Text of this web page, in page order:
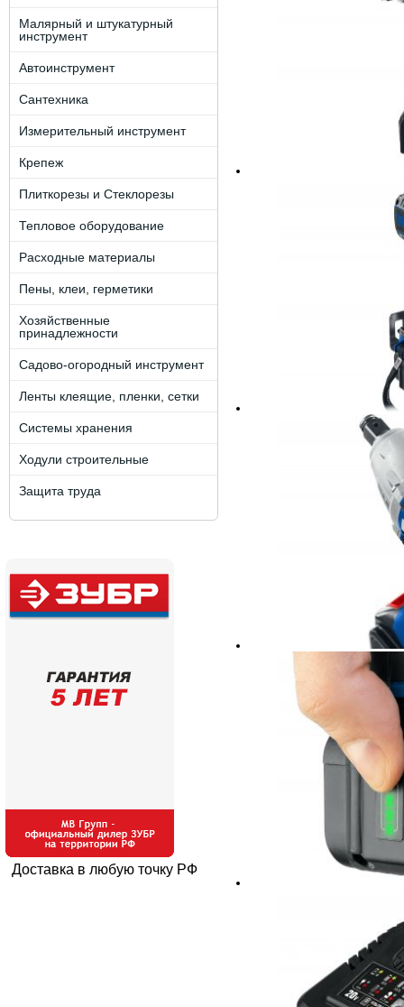
Малярный и штукатурный
инструмент
Автоинструмент
Сантехника
Измерительный инструмент
Крепеж
Плиткорезы и Стеклорезы
Тепловое оборудование
Расходные материалы
Пены, клеи, герметики
Хозяйственные
принадлежности
Садово-огородный инструмент
Ленты клеящие, пленки, сетки
Системы хранения
Ходули строительные
Защита труда
Доставка в любую точку РФ